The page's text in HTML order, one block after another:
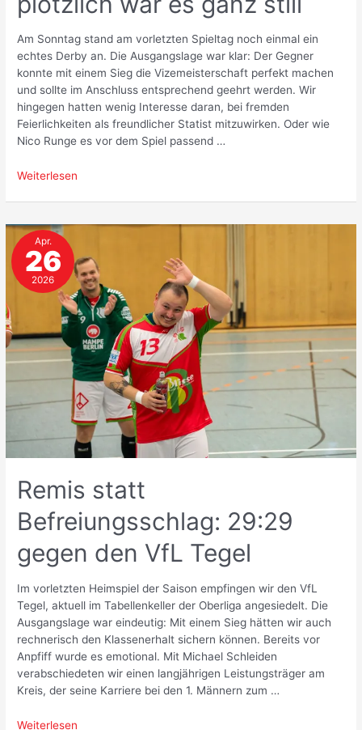
Am Sonntag stand am vorletzten Spieltag noch einmal ein
echtes Derby an. Die Ausgangslage war klar: Der Gegner
konnte mit einem Sieg die Vizemeisterschaft perfekt machen
und sollte im Anschluss entsprechend geehrt werden. Wir
hingegen hatten wenig Interesse daran, bei fremden
Feierlichkeiten als freundlicher Statist mitzuwirken. Oder wie
Nico Runge es vor dem Spiel passend …
Derbysieg
Männer
und
plötzlich
war
es
Weiterlesen
Apr.
26
2026
Remis statt
Befreiungsschlag: 29:29
gegen den VfL Tegel
Im vorletzten Heimspiel der Saison empfingen wir den VfL
Tegel, aktuell im Tabellenkeller der Oberliga angesiedelt. Die
Ausgangslage war eindeutig: Mit einem Sieg hätten wir auch
rechnerisch den Klassenerhalt sichern können. Bereits vor
Anpfiff wurde es emotional. Mit Michael Schleiden
verabschiedeten wir einen langjährigen Leistungsträger am
Kreis, der seine Karriere bei den 1. Männern zum …
Remis
Weiterlesen